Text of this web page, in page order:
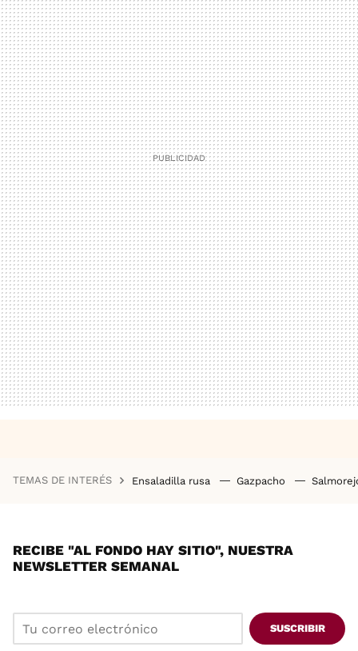
TEMAS DE INTERÉS Ensaladilla rusa Gazpacho
RECIBE "AL FONDO HAY SITIO", NUESTRA
NEWSLETTER SEMANAL
SUSCRIBIR